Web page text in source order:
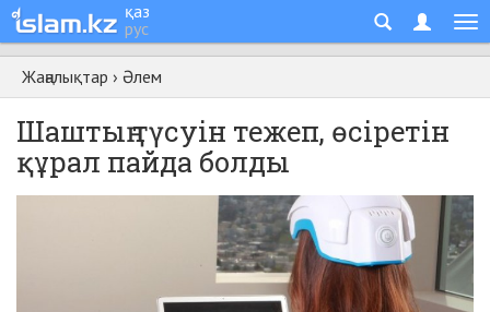
қаз
рус
Жаңалықтар › Әлем
Шаштың түсуін тежеп, өсіретін
құрал пайда болды